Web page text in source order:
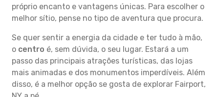
próprio encanto e vantagens únicas. Para escolher o
melhor sítio, pense no tipo de aventura que procura.
Se quer sentir a energia da cidade e ter tudo à mão,
o centro é, sem dúvida, o seu lugar. Estará a um
passo das principais atrações turísticas, das lojas
mais animadas e dos monumentos imperdíveis. Além
disso, é a melhor opção se gosta de explorar Fairport,